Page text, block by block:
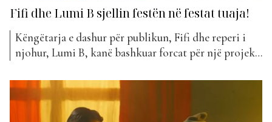
Fifi dhe Lumi B sjellin festën në festat tuaja!
Këngëtarja e dashur për publikun, Fifi dhe reperi i
njohur, Lumi B, kanë bashkuar forcat për një projekt
menjëhershme të fansave. “Taj Taj” mban titullin
bashkëpunimi i tyre i ri që vjen këtë javë në “The Top
List”. “Taj Taj”, një këngë...